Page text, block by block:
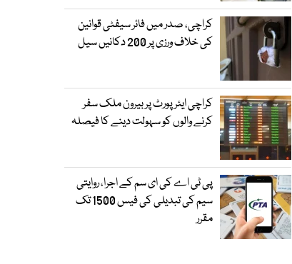
کراچی، صدر میں فائر سیفٹی قوانین
کی خلاف ورزی پر 200 دکانیں سیل
کراچی ایئرپورٹ پر بیرون ملک سفر
کرنے والوں کو سہولت دینے کا فیصلہ
پی ٹی اے کی ای سم کے اجرا، روایتی
سیم کی تبدیلی کی فیس 1500 تک
مقرر